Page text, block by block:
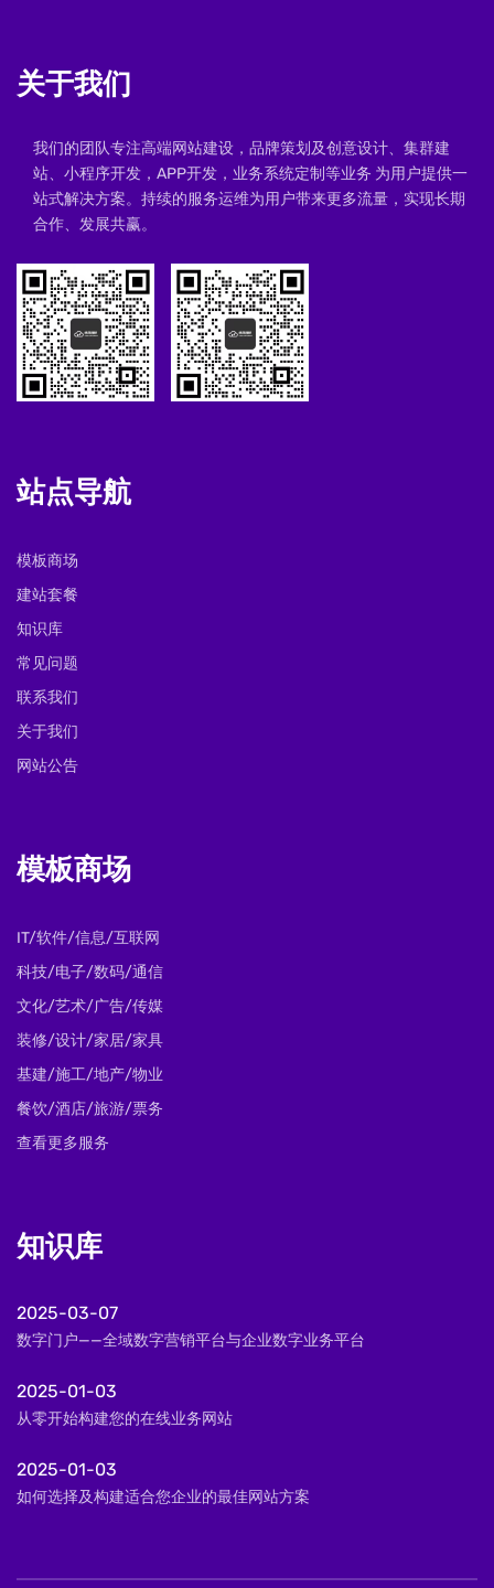
关于我们
我们的团队专注高端网站建设，品牌策划及创意设计、集群建
站、小程序开发，APP开发，业务系统定制等业务 为用户提供一
站式解决方案。持续的服务运维为用户带来更多流量，实现长期
合作、发展共赢。
站点导航
模板商场
建站套餐
知识库
常见问题
联系我们
关于我们
网站公告
模板商场
IT/软件/信息/互联网
科技/电子/数码/通信
文化/艺术/广告/传媒
装修/设计/家居/家具
基建/施工/地产/物业
餐饮/酒店/旅游/票务
查看更多服务
知识库
2025-03-07
数字门户——全域数字营销平台与企业数字业务平台
2025-01-03
从零开始构建您的在线业务网站
2025-01-03
如何选择及构建适合您企业的最佳网站方案